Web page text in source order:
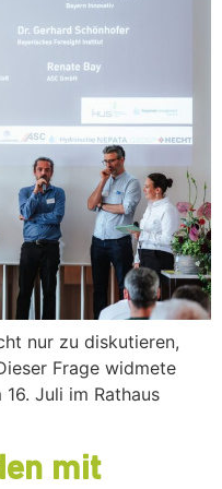
nur zu diskutieren,
Frage widmete
Juli im Rathaus
mit